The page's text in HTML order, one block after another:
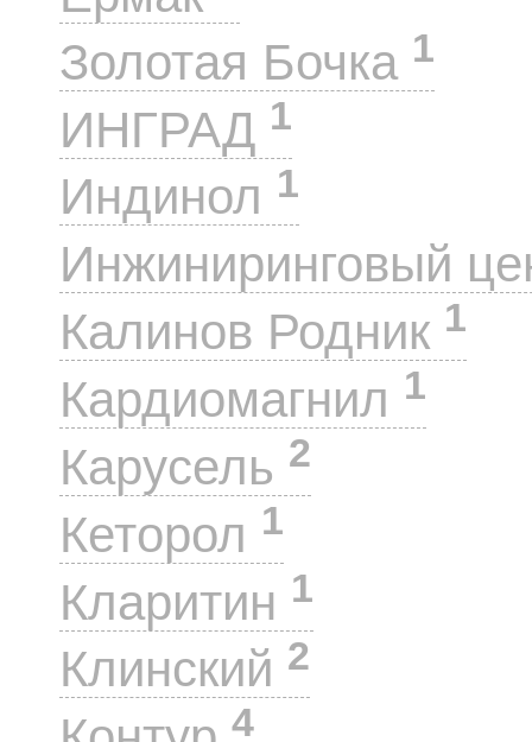
Золотая Бочка 1
ИНГРАД 1
Индинол 1
Инжиниринговый
Калинов Родник 1
Кардиомагнил 1
Карусель 2
Кеторол 1
Кларитин 1
Клинский 2
4